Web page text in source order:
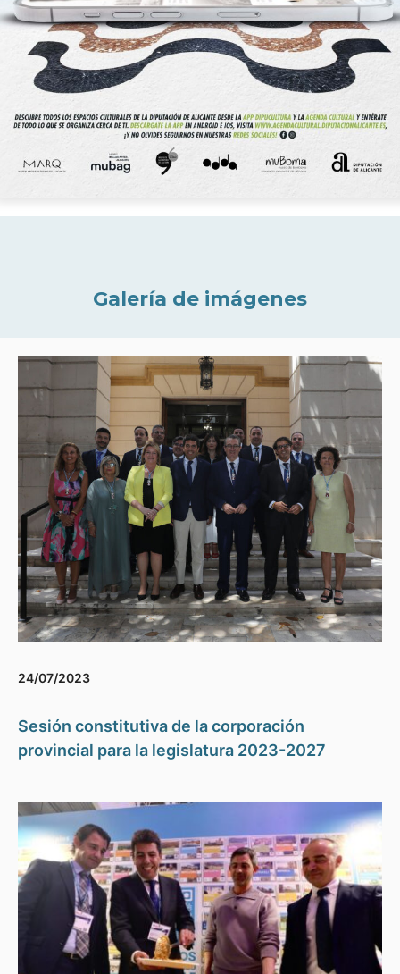
Galería de imágenes
24/07/2023
Sesión constitutiva de la corporación
provincial para la legislatura 2023-2027